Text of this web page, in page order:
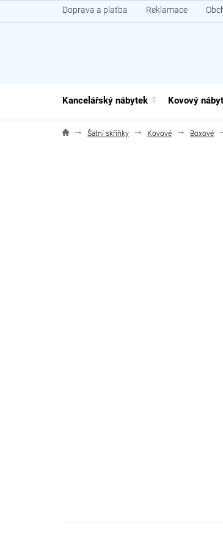
na
Doprava a platba Reklamace
Kancelářský nábytek Kovový
Šatní skříňky Kovové Boxové